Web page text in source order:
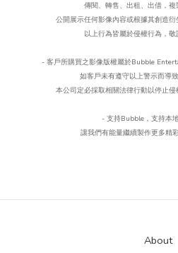
傳閱、轉售、出租、出借，複
公開展示任何影像內容或根據其創造衍
以上行為皆屬於侵權行為， 敬
- 客戶所購買之影像版權屬於Bubble
如客戶未有遵守以上警示而導
本公司定必採取相關法律行動以停止侵
- 支持Bubble ， 支持本
讓我們有能量繼續製作更多精
About